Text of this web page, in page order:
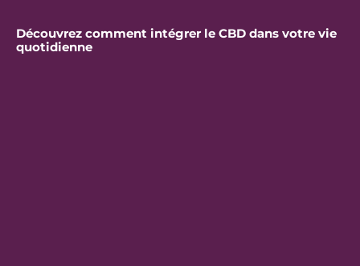
Découvrez comment intégrer le CBD dans votre vie
quotidienne